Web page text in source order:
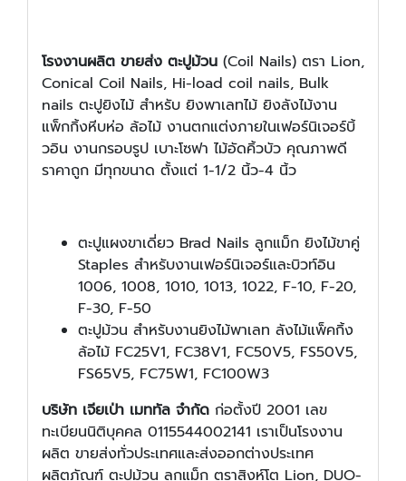
โรงงานผลิต ขายส่ง ตะปูม้วน (Coil Nails) ตรา Lion,
Conical Coil Nails, Hi-load coil nails, Bulk
nails ตะปูยิงไม้ สำหรับ ยิงพาเลทไม้ ยิงลังไม้งาน
แพ็กกิ้งหีบห่อ ล้อไม้ งานตกแต่งภายในเฟอร์นิเจอร์บิ้
วอิน งานกรอบรูป เบาะโซฟา ไม้อัดคิ้วบัว คุณภาพดี
ราคาถูก มีทุกขนาด ตั้งแต่ 1-1/2 นิ้ว-4 นิ้ว
ตะปูแผงขาเดี่ยว Brad Nails ลูกแม็ก ยิงไม้ขาคู่
Staples สำหรับงานเฟอร์นิเจอร์และบิวท์อิน
1006, 1008, 1010, 1013, 1022, F-10, F-20,
F-30, F-50
ตะปูม้วน สำหรับงานยิงไม้พาเลท ลังไม้แพ็คกิ้ง
ล้อไม้ FC25V1, FC38V1, FC50V5, FS50V5,
FS65V5, FC75W1, FC100W3
บริษัท เจียเป่า เมททัล จำกัด ก่อตั้งปี 2001 เลข
ทะเบียนนิติบุคคล 0115544002141 เราเป็นโรงงาน
ผลิต ขายส่งทั่วประเทศและส่งออกต่างประเทศ
ผลิตภัณฑ์ ตะปูม้วน ลูกแม็ก ตราสิงห์โต Lion, DUO-